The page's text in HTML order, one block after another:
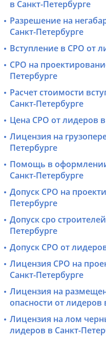
в Санкт-Петербурге
Разрешение на
Санкт-Петербурге
Вступление в СРО от
СРО на
Петербурге
Расчет стоимости
Санкт-Петербурге
Цена СРО от лидеров
Лицензия на
Петербурге
Помощь в
Санкт-Петербурге
Допуск СРО на
Петербурге
Допуск сро
Петербурге
Допуск СРО от
Лицензия СРО на
Санкт-Петербурге
Лицензия на
опасности от лидеров
Лицензия на лом
лидеров в Санкт-